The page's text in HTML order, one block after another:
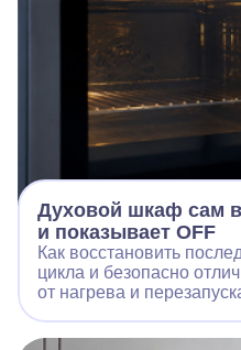
Духовой шкаф сам
и показывает OFF
Как восстановить
цикла и безопасно
от нагрева и